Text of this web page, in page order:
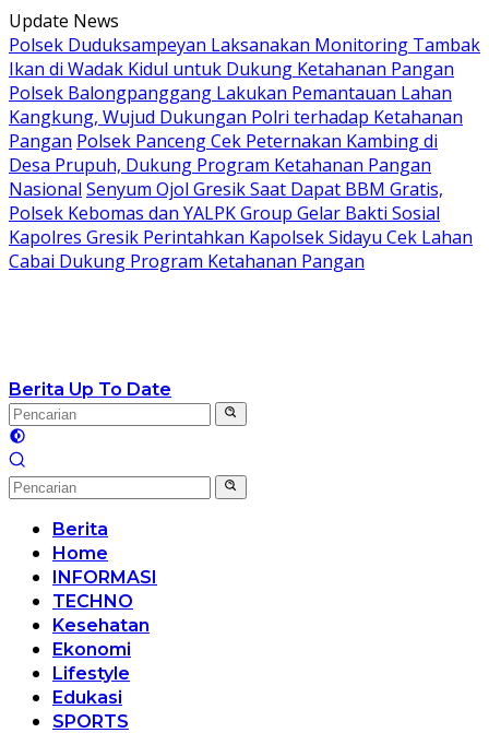
Langsung
ke
konten
Update News
Polsek Duduksampeyan Laksanakan Monitoring Tambak
Ikan di Wadak Kidul untuk Dukung Ketahanan Pangan
Polsek Balongpanggang Lakukan Pemantauan Lahan
Kangkung, Wujud Dukungan Polri terhadap Ketahanan
Pangan Polsek Panceng Cek Peternakan Kambing di
Desa Prupuh, Dukung Program Ketahanan Pangan
Nasional Senyum Ojol Gresik Saat Dapat BBM Gratis,
Polsek Kebomas dan YALPK Group Gelar Bakti Sosial
Kapolres Gresik Perintahkan Kapolsek Sidayu Cek Lahan
Cabai Dukung Program Ketahanan Pangan
Berita Up To Date
Berita
Home
INFORMASI
TECHNO
Kesehatan
Ekonomi
Lifestyle
Edukasi
SPORTS